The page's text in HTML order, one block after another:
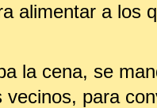
alimentar a los
la cena, se
vecinos, para